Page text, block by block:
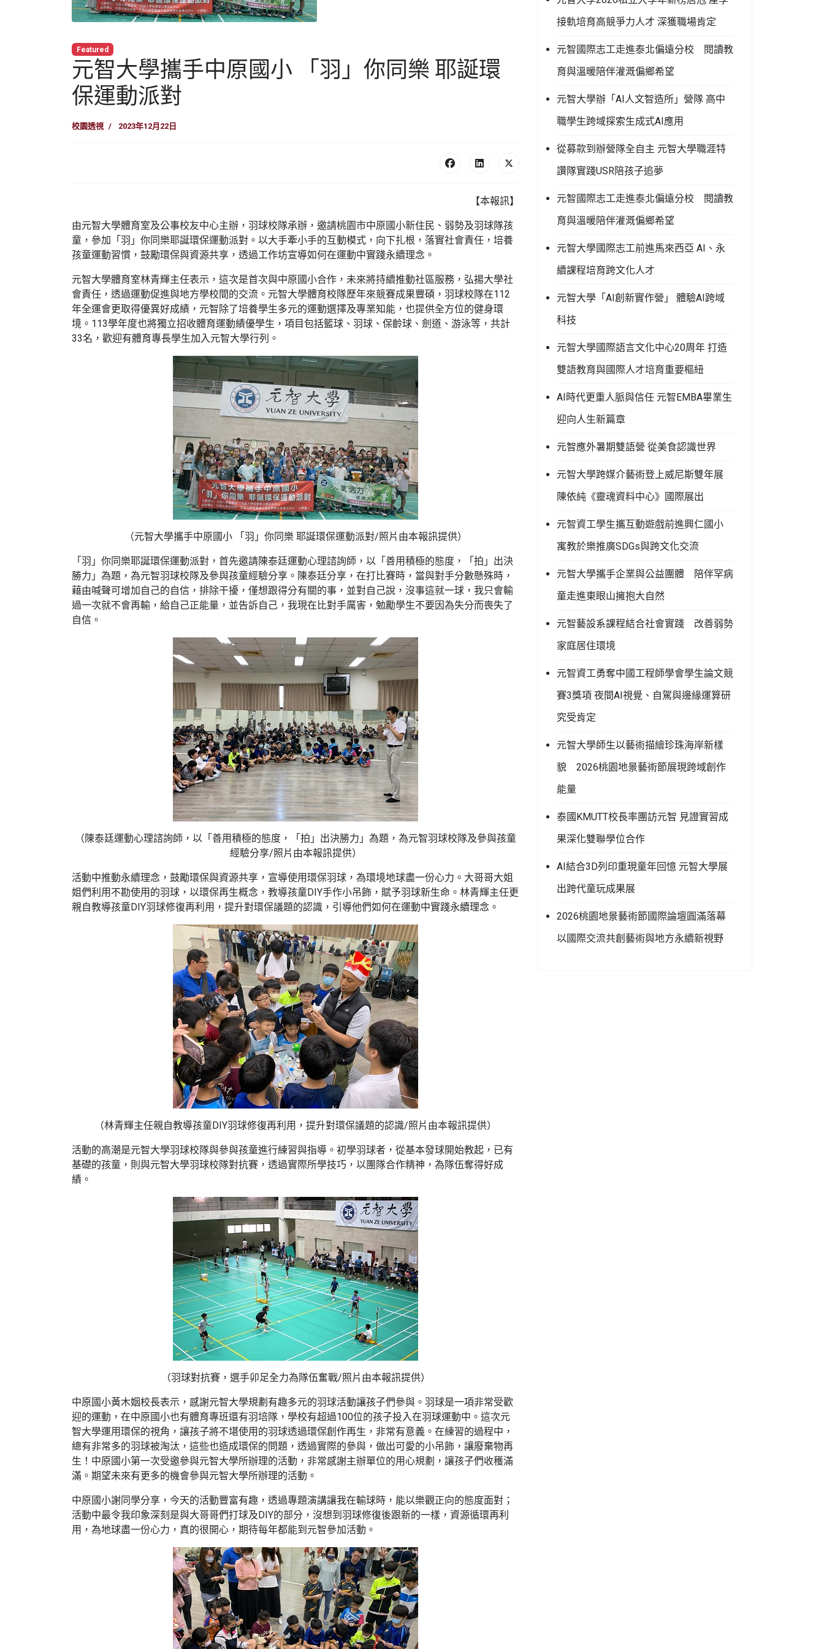
Featured
元智大學攜手中原國小 「羽」你同樂 耶誕環
保運動派對
校園透視 2023年12月22日
【本報訊】
由元智大學體育室及公事校友中心主辦，羽球校隊承辦，邀請桃園市中原國小新住民、弱勢及羽球隊孩
童，參加「羽」你同樂耶誕環保運動派對。以大手牽小手的互動模式，向下扎根，落實社會責任，培養
孩童運動習慣，鼓勵環保與資源共享，透過工作坊宣導如何在運動中實踐永續理念。
元智大學體育室林青輝主任表示，這次是首次與中原國小合作，未來將持續推動社區服務，弘揚大學社
會責任，透過運動促進與地方學校間的交流。元智大學體育校隊歷年來競賽成果豐碩，羽球校隊在112
年全運會更取得優異好成績，元智除了培養學生多元的運動選擇及專業知能，也提供全方位的健身環
境。113學年度也將獨立招收體育運動績優學生，項目包括籃球、羽球、保齡球、劍道、游泳等，共計
33名，歡迎有體育專長學生加入元智大學行列。
（元智大學攜手中原國小 「羽」你同樂 耶誕環保運動派對/照片由本報訊提供）
「羽」你同樂耶誕環保運動派對，首先邀請陳泰廷運動心理諮詢師，以「善用積極的態度，「拍」出決
勝力」為題，為元智羽球校隊及參與孩童經驗分享。陳泰廷分享，在打比賽時，當與對手分數懸殊時，
藉由喊聲可增加自己的自信，排除干擾，僅想跟得分有關的事，並對自己說，沒事這就一球，我只會輸
過一次就不會再輸，給自己正能量，並告訴自己，我現在比對手厲害，勉勵學生不要因為失分而喪失了
自信。
（陳泰廷運動心理諮詢師，以「善用積極的態度，「拍」出決勝力」為題，為元智羽球校隊及參與孩童
經驗分享/照片由本報訊提供）
活動中推動永續理念，鼓勵環保與資源共享，宣導使用環保羽球，為環境地球盡一份心力。大哥哥大姐
姐們利用不勘使用的羽球，以環保再生概念，教導孩童DIY手作小吊飾，賦予羽球新生命。林青輝主任更
親自教導孩童DIY羽球修復再利用，提升對環保議題的認識，引導他們如何在運動中實踐永續理念。
（林青輝主任親自教導孩童DIY羽球修復再利用，提升對環保議題的認識/照片由本報訊提供）
活動的高潮是元智大學羽球校隊與參與孩童進行練習與指導。初學羽球者，從基本發球開始教起，已有
基礎的孩童，則與元智大學羽球校隊對抗賽，透過實際所學技巧，以團隊合作精神，為隊伍奪得好成
績。
（羽球對抗賽，選手卯足全力為隊伍奮戰/照片由本報訊提供）
中原國小黃木姻校長表示，感謝元智大學規劃有趣多元的羽球活動讓孩子們參與。羽球是一項非常受歡
迎的運動，在中原國小也有體育專班還有羽培隊，學校有超過100位的孩子投入在羽球運動中。這次元
智大學運用環保的視角，讓孩子將不堪使用的羽球透過環保創作再生，非常有意義。在練習的過程中，
總有非常多的羽球被淘汰，這些也造成環保的問題，透過實際的參與，做出可愛的小吊飾，讓廢棄物再
生！中原國小第一次受邀參與元智大學所辦理的活動，非常感謝主辦單位的用心規劃，讓孩子們收穫滿
滿。期望未來有更多的機會參與元智大學所辦理的活動。
中原國小謝同學分享，今天的活動豐富有趣，透過專題演講讓我在輸球時，能以樂觀正向的態度面對；
活動中最令我印象深刻是與大哥哥們打球及DIY的部分，沒想到羽球修復後跟新的一樣，資源循環再利
用，為地球盡一份心力，真的很開心，期待每年都能到元智參加活動。
接軌培育高競爭力人才 深獲職場肯定
元智國際志工走進泰北偏遠分校 閱讀教
育與溫暖陪伴灌溉偏鄉希望
元智大學辦「AI人文智造所」營隊 高中
職學生跨域探索生成式AI應用
從募款到辦營隊全自主 元智大學職涯特
讚隊實踐USR陪孩子追夢
元智國際志工走進泰北偏遠分校 閱讀教
育與溫暖陪伴灌溉偏鄉希望
元智大學國際志工前進馬來西亞 AI、永
續課程培育跨文化人才
元智大學「AI創新實作營」 體驗AI跨域
科技
元智大學國際語言文化中心20周年 打造
雙語教育與國際人才培育重要樞紐
AI時代更重人脈與信任 元智EMBA畢業生
迎向人生新篇章
元智應外暑期雙語營 從美食認識世界
元智大學跨媒介藝術登上威尼斯雙年展
陳依純《靈魂資料中心》國際展出
元智資工學生攜互動遊戲前進興仁國小
寓教於樂推廣SDGs與跨文化交流
元智大學攜手企業與公益團體 陪伴罕病
童走進東眼山擁抱大自然
元智藝設系課程結合社會實踐 改善弱勢
家庭居住環境
元智資工勇奪中國工程師學會學生論文競
賽3獎項 夜間AI視覺、自駕與邊緣運算研
究受肯定
元智大學師生以藝術描繪珍珠海岸新樣
貌 2026桃園地景藝術節展現跨域創作
能量
泰國KMUTT校長率團訪元智 見證實習成
果深化雙聯學位合作
AI結合3D列印重現童年回憶 元智大學展
出跨代童玩成果展
2026桃園地景藝術節國際論壇圓滿落幕
以國際交流共創藝術與地方永續新視野